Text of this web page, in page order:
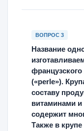
ВОПРОС 3
Название
(«perle»).
составу
витаминами
содержит
Также в